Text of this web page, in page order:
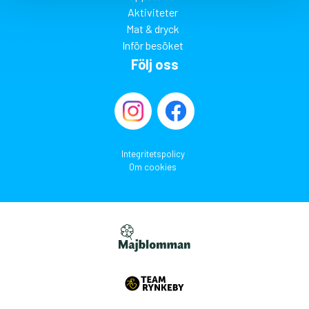
Aktiviteter
Mat & dryck
Inför besöket
Följ oss
Integritetspolicy
Om cookies